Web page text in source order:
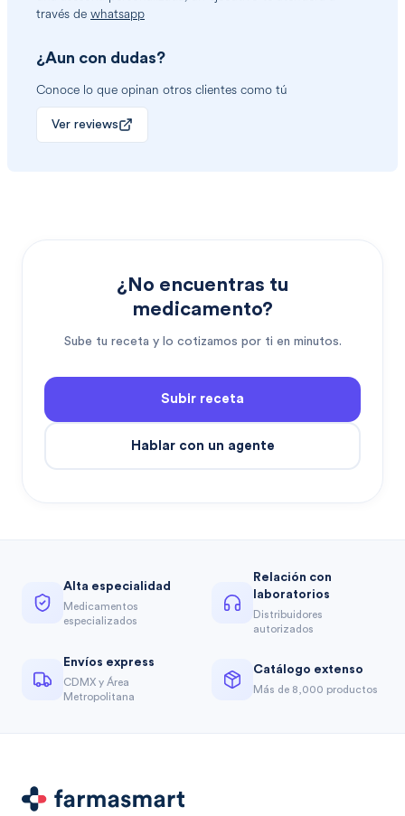
través de whatsapp
¿Aun con dudas?
Conoce lo que opinan otros clientes como tú
Ver reviews
¿No encuentras tu
medicamento?
Sube tu receta y lo cotizamos por ti en minutos.
Subir receta
Hablar con un agente
Alta especialidad
Medicamentos
especializados
Relación con
laboratorios
Distribuidores
autorizados
Envíos express
CDMX y Área
Metropolitana
Catálogo extenso
Más de 8,000 productos